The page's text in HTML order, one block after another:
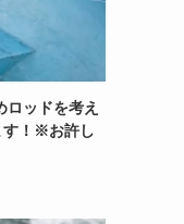
ロッドを考え
す！※お許し